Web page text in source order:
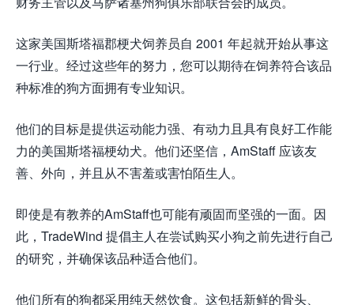
这家美国斯塔福郡梗犬饲养员自 2001 年起就开始从事这
一行业。经过这些年的努力，您可以期待在饲养符合该品
种标准的狗方面拥有专业知识。
他们的目标是提供运动能力强、有动力且具有良好工作能
力的美国斯塔福梗幼犬。他们还坚信，AmStaff 应该友
善、外向，并且从不害羞或害怕陌生人。
即使是有教养的AmStaff也可能有顽固而坚强的一面。因
此，TradeWind 提倡主人在尝试购买小狗之前先进行自己
的研究，并确保该品种适合他们。
他们所有的狗都采用纯天然饮食。这包括新鲜的骨头、